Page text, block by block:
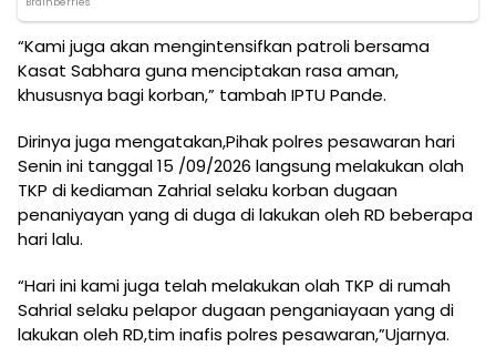
“Kami juga akan mengintensifkan patroli bersama
Kasat Sabhara guna menciptakan rasa aman,
khususnya bagi korban,” tambah IPTU Pande.
Dirinya juga mengatakan,Pihak polres pesawaran hari
Senin ini tanggal 15 /09/2026 langsung melakukan olah
TKP di kediaman Zahrial selaku korban dugaan
penaniyayan yang di duga di lakukan oleh RD beberapa
hari lalu.
“Hari ini kami juga telah melakukan olah TKP di rumah
Sahrial selaku pelapor dugaan penganiayaan yang di
lakukan oleh RD,tim inafis polres pesawaran,”Ujarnya.